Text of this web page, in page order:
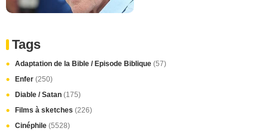
Tags
Adaptation de la Bible / Episode Biblique (57)
Enfer (250)
Diable / Satan (175)
Films à sketches (226)
Cinéphile (5528)